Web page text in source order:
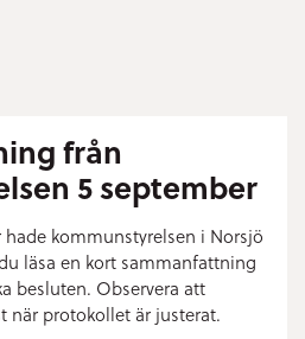
från
5 september
kommunstyrelsen i Norsjö
läsa en kort sammanfattning
besluten. Observera att
när protokollet är justerat.